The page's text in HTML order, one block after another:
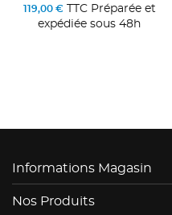
119,00 €TTC Préparée et
expédiée sous 48h
Informations Magasin
Nos Produits